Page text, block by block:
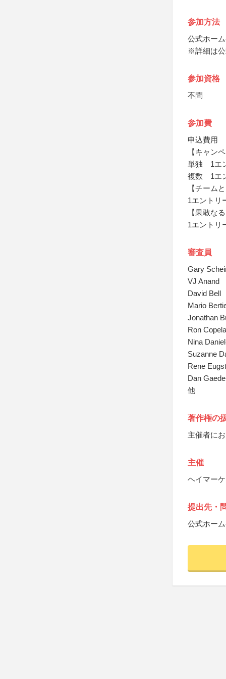
参加方法
公式ホー
※詳細は公
参加資格
不問
参加費
申込費用
【キャン
単独 1エ
複数 1エ
【チーム
1エントリ
【果敢な
1エントリ
審査員
Gary
VJ Anand
David Bell
Mario
Jonathan
Ron
Nina
Suzanne
Rene
Dan Gaede
他
著作権の
主催者に
主催
ヘイマー
提出先・
公式ホー